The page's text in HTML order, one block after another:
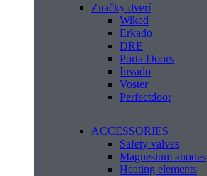
Značky dverí
Wiked
Erkado
DRE
Porta Doors
Invado
Voster
Perfectdoor
ACCESSORIES
Safety valves
Magnesium anodes
Heating elements